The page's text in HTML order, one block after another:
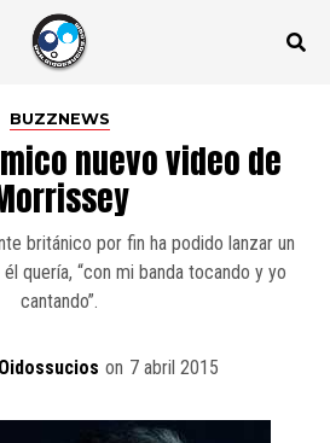
BUZZNEWS
nuevo video de
británico por fin ha podido lanzar un
quería, “con mi banda tocando y yo
cantando”.
Oidossucios on 7 abril 2015